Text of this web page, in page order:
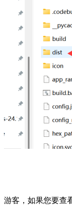
游客，如果您要查